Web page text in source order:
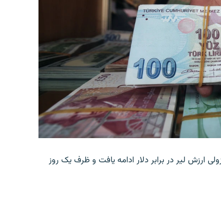
ارزش لیر در برابر دلار ادامه یافت و ظرف یک روز